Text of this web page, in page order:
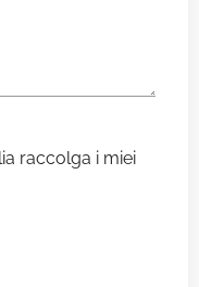
raccolga i miei